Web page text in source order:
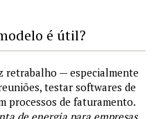
é útil?
retrabalho — especialmente
testar softwares de
processos de faturamento.
de energia para empresas,